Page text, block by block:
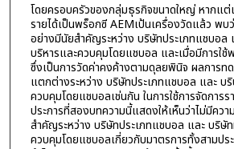
โดยครอบครัวของกลุ่มธุรกิจขนาดใหญ่ หากแต่
รายได้เป็นพร็อกซี AEMเป้นเครื่องวัดแล้ว พบ
อย่างมีนัยสำคัญระหว่าง บริษัทประเภทแชบอล
บริหารและควบคุมโดยแชบอล และเมื่อมีการใ
ซึ่งเป็นการวัดค่าคงค้างตามดุลยพินิจ ผลการท
แตกต่างระหว่าง บริษัทประเภทแชบอล และ บ
ควบคุมโดยแชบอลเช่นกัน ในการใช้การจัดการ
ประการที่สองบทความนี้แสดงให้เห็นว่าไม่มีคว
สำคัญระหว่าง บริษัทประเภทแชบอล และ บริษั
ควบคุมโดยแชบอลเกี่ยวกับมาตรการทั้งสามปร